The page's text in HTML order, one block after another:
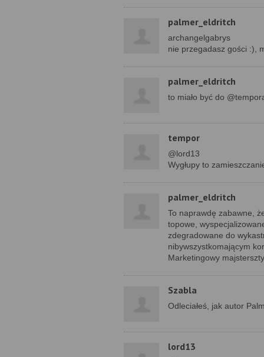
palmer_eldritch
archangelgabrys
nie przegadasz gości :),
palmer_eldritch
to miało być do
tempor
@lord13
Wygłupy to
palmer_eldritch
To naprawdę zabawne,
topowe,
zdegradowane do
nibywszystkomającym
Marketingowy
Szabla
Odleciałeś, jak autor
lord13